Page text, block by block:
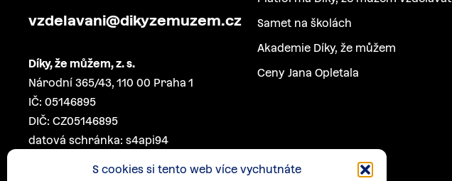
S cookies si tento web více vychutnáte
vzdelavani@dikyzemuzem.cz
Díky, že můžem, z. s.
Národní 365/43, 110 00 Praha 1
IČ: 05146895
DIČ: CZ05146895
datová schránka: s4api94
Samet na školách
Akademie Díky, že můžem
Ceny Jana Opletala